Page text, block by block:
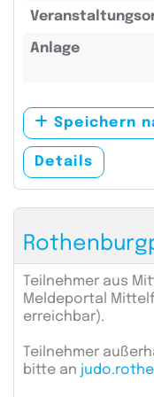
Anlage
Speichern
Details
Teilnehmer aus
Meldeportal
erreichbar).
Teilnehmer
bitte an